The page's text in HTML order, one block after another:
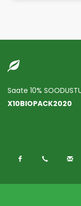
Saate 10%
X10BIOPACK2020